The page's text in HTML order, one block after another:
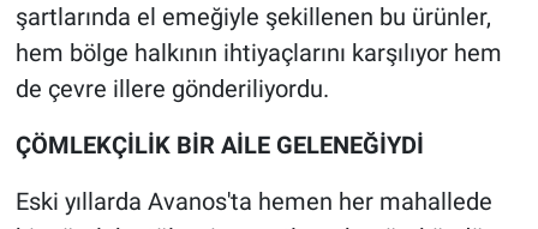
şartlarında el emeğiyle şekillenen bu ürünler,
hem bölge halkının ihtiyaçlarını karşılıyor hem
de çevre illere gönderiliyordu.
ÇÖMLEKÇİLİK BİR AİLE GELENEĞİYDİ
Eski yıllarda Avanos'ta hemen her mahallede